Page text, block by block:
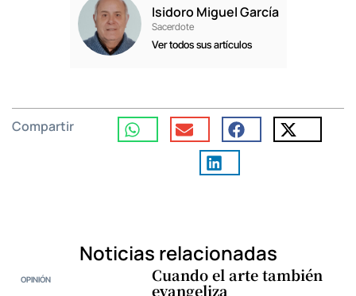
Isidoro Miguel García
Sacerdote
Ver todos sus artículos
Compartir
Noticias relacionadas
OPINIÓN Cuando el arte también
evangeliza